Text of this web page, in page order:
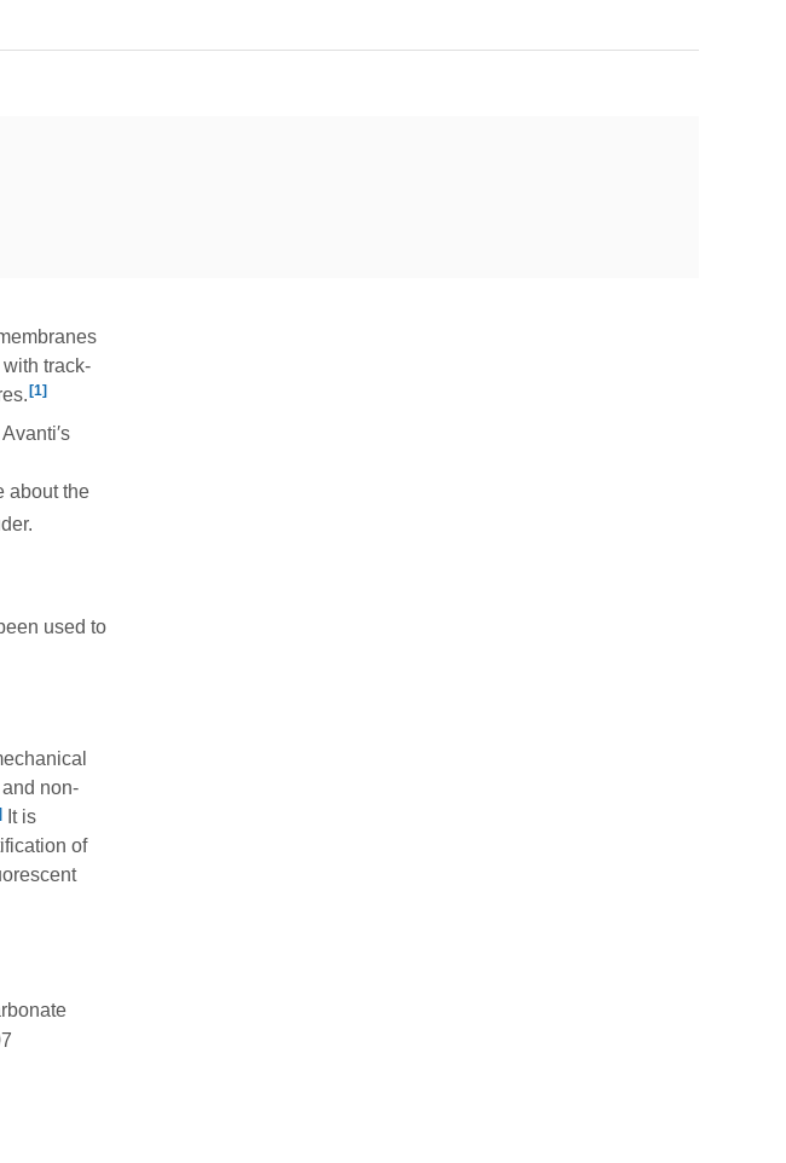
track-
[1]
about the
used to
non-
It is
of